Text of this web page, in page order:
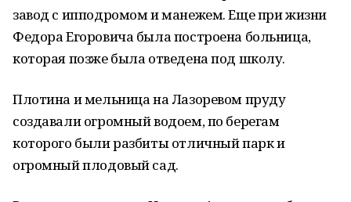
завод с ипподромом и манежем. Еще при жизни
Федора Егоровича была построена больница,
которая позже была отведена под школу.
Плотина и мельница на Лазоревом пруду
создавали огромный водоем, по берегам
которого были разбиты отличный парк и
огромный плодовый сад.